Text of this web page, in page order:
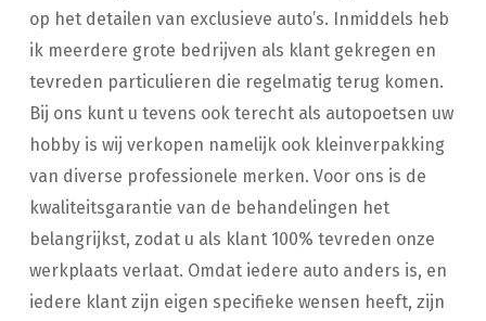
op het detailen van exclusieve auto’s. Inmiddels heb
ik meerdere grote bedrijven als klant gekregen en
tevreden particulieren die regelmatig terug komen.
Bij ons kunt u tevens ook terecht als autopoetsen uw
hobby is wij verkopen namelijk ook kleinverpakking
van diverse professionele merken. Voor ons is de
kwaliteitsgarantie van de behandelingen het
belangrijkst, zodat u als klant 100% tevreden onze
werkplaats verlaat. Omdat iedere auto anders is, en
iedere klant zijn eigen specifieke wensen heeft, zijn